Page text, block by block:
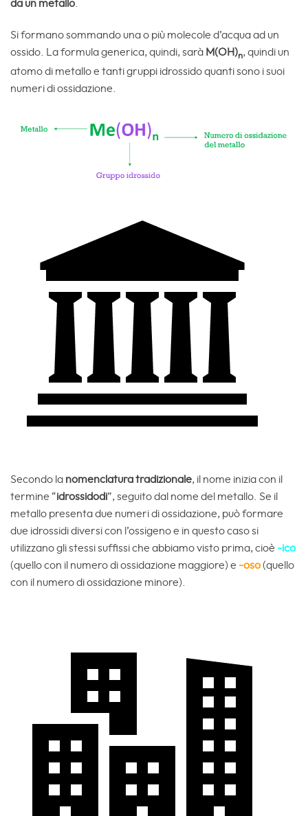
da un metallo.
Si formano sommando una o più molecole d’acqua ad un
ossido. La formula generica, quindi, sarà M(OH)n, quindi un
atomo di metallo e tanti gruppi idrossido quanti sono i suoi
numeri di ossidazione.
Secondo la nomenclatura tradizionale, il nome inizia con il
termine “idrossidodi”, seguito dal nome del metallo. Se il
metallo presenta due numeri di ossidazione, può formare
due idrossidi diversi con l’ossigeno e in questo caso si
utilizzano gli stessi suffissi che abbiamo visto prima, cioè -ico
(quello con il numero di ossidazione maggiore) e -oso(quello
con il numero di ossidazione minore).